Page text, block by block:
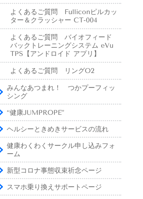
よくあるご質問 Fulliconピルカッ
ター＆クラッシャー CT-004
よくあるご質問 バイオフィード
バックトレーニングシステム eVu
TPS【アンドロイド アプリ】
よくあるご質問 リングO2
みんなあつまれ！ つかプーフィッ
シング
“健康JUMPROPE”
ヘルシーときめきサービスの流れ
健康わくわくサークル申し込みフォ
ーム
新型コロナ事態収束祈念ページ
スマホ乗り換えサポートページ